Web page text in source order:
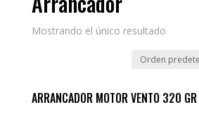
Mostrando el único resultado
ARRANCADOR MOTOR VENTO 320 GR